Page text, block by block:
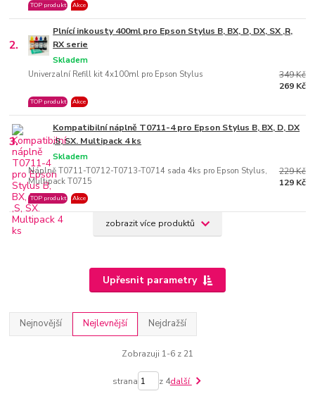
TOP produkt Akce
2.
Plnící inkousty 400ml pro Epson Stylus B, BX, D, DX, SX ,R,
RX serie
Univerzalní Refill kit 4x100ml pro Epson Stylus
Skladem
TOP produkt Akce
349 Kč
269 Kč
3.
Kompatibilní náplně T0711-4 pro Epson Stylus B, BX, D, DX
,S, SX. Multipack 4 ks
Náplně T0711-T0712-T0713-T0714 sada 4ks pro Epson Stylus,
Multipack T0715
Skladem
TOP produkt Akce
229 Kč
129 Kč
zobrazit více produktů
Upřesnit parametry
Nejnovější Nejlevnější Nejdražší
Zobrazuji 1-6 z 21
strana z 4další